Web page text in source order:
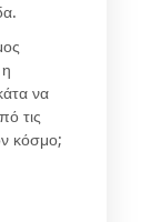
να
τις
κόσμο;